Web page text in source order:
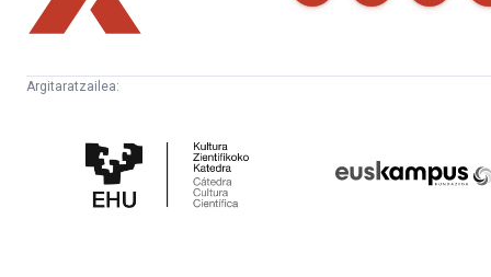
Argitaratzailea:
Zientifikoko
Katedra